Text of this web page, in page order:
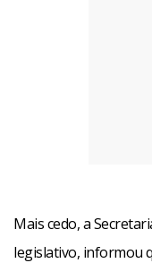
Mais cedo, a
legislativo, informou